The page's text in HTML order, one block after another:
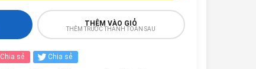
THÊM VÀO GIỎ
THÊM TRƯỚC THANH TOÁN SAU
Chia sẻ Chia sẻ